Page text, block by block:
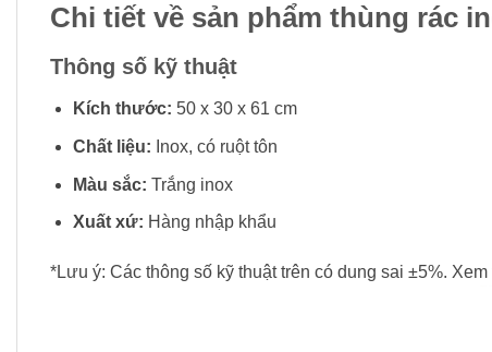
Chi tiết về sản phẩm thùng rác
Thông số kỹ thuật
Kích thước: 50 x 30 x 61 cm
Chất liệu: Inox, có ruột tôn
Màu sắc: Trắng inox
Xuất xứ: Hàng nhập khẩu
*Lưu ý: Các thông số kỹ thuật trên có dung sai ±5%. Xem